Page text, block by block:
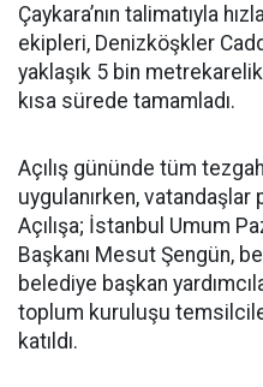
Çaykara’nın talimatıyla
ekipleri, Denizköşkler
yaklaşık 5 bin
kısa sürede tamamladı.
Açılış gününde tüm
uygulanırken,
Açılışa; İstanbul Umum
Başkanı Mesut Şengün,
belediye başkan
toplum kuruluşu
katıldı.